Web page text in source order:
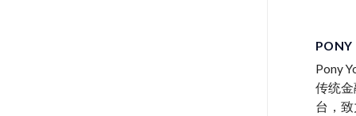
PONY
Pony
传统
台，